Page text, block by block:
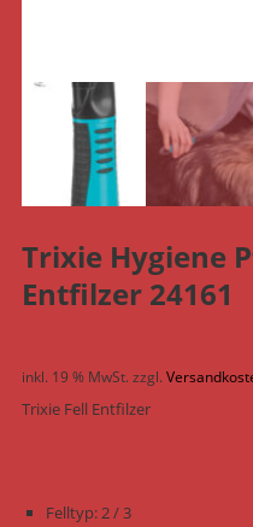
Trixie Hygiene
Entfilzer 24161
inkl. 19 % MwSt. zzgl.
Trixie Fell Entfilzer
Felltyp: 2 / 3